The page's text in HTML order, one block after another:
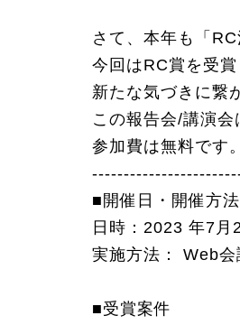
さて、本年も「
今回はRC賞を受
新たな気づきに繋
この報告会/講演会
参加費は無料です。
■開催日・開催方法
日時：2023 年7月
実施方法： Web
■受賞案件